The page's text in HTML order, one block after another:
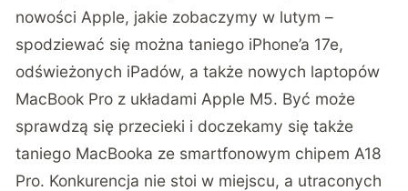
nowości Apple, jakie zobaczymy w lutym –
spodziewać się można taniego iPhone’a 17e,
odświeżonych iPadów, a także nowych laptopów
MacBook Pro z układami Apple M5. Być może
sprawdzą się przecieki i doczekamy się także
taniego MacBooka ze smartfonowym chipem A18
Pro. Konkurencja nie stoi w miejscu, a utraconych